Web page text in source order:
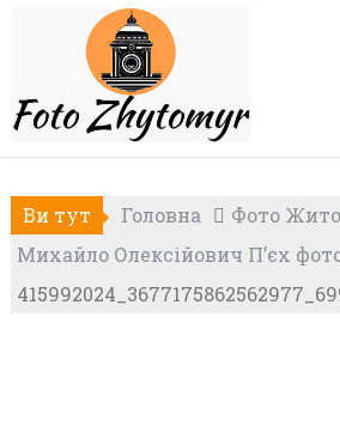
Ви тут Головна
Фото
Михайло Олексійович П’єх